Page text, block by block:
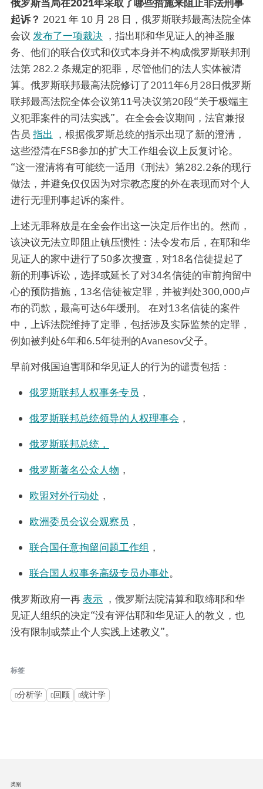
俄罗斯当局在2021年采取了哪些措施来阻止非法刑事
起诉？ 2021 年 10 月 28 日，俄罗斯联邦最高法院全体
会议 发布了一项裁决 ，指出耶和华见证人的神圣服
务、他们的联合仪式和仪式本身并不构成俄罗斯联邦刑
法第 282.2 条规定的犯罪，尽管他们的法人实体被清
算。俄罗斯联邦最高法院修订了2011年6月28日俄罗斯
联邦最高法院全体会议第11号决议第20段“关于极端主
义犯罪案件的司法实践”。在全会会议期间，法官兼报
告员 指出 ，根据俄罗斯总统的指示出现了新的澄清，
这些澄清在FSB参加的扩大工作组会议上反复讨论。
“这一澄清将有可能统一适用《刑法》第282.2条的现行
做法，并避免仅仅因为对宗教态度的外在表现而对个人
进行无理刑事起诉的案件。
上述无罪释放是在全会作出这一决定后作出的。然而，
该决议无法立即阻止镇压惯性：法令发布后，在耶和华
见证人的家中进行了50多次搜查，对18名信徒提起了
新的刑事诉讼，选择或延长了对34名信徒的审前拘留中
心的预防措施，13名信徒被定罪，并被判处300,000卢
布的罚款，最高可达6年缓刑。 在对13名信徒的案件
中，上诉法院维持了定罪，包括涉及实际监禁的定罪，
例如被判处6年和6.5年徒刑的Avanesov父子。
早前对俄国迫害耶和华见证人的行为的谴责包括：
俄罗斯联邦人权事务专员 ，
俄罗斯联邦总统领导的人权理事会 ，
俄罗斯联邦总统，
俄罗斯著名公众人物 ，
欧盟对外行动处 ，
欧洲委员会议会观察员 ，
联合国任意拘留问题工作组 ，
联合国人权事务高级专员办事处。
俄罗斯政府一再表示 ，俄罗斯法院清算和取缔耶和华
见证人组织的决定“没有评估耶和华见证人的教义，也
没有限制或禁止个人实践上述教义”。
标签
分析学 回顾 统计学
类别